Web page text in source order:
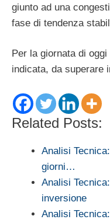
giunto ad una
fase di tendenza
Per la giornata di
indicata, da superare
Related Posts:
Analisi
giorni…
Analisi
inversione
Analisi